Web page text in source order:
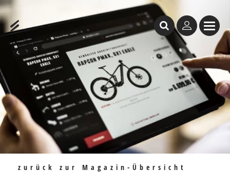
Inhaltstabelle
Dein Wunschrad konfigurieren – so geht’s
Empfehlungen
zurück zur Magazin-Übersicht